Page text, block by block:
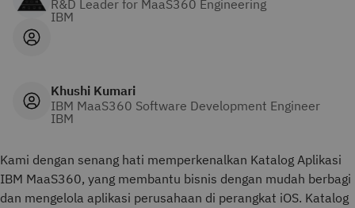
R&D Leader for MaaS360 Engineering
IBM
Khushi Kumari
IBM MaaS360 Software Development Engineer
IBM
Kami dengan senang hati memperkenalkan Katalog Aplikasi
IBM MaaS360, yang membantu bisnis dengan mudah berbagi
dan mengelola aplikasi perusahaan di perangkat iOS. Katalog